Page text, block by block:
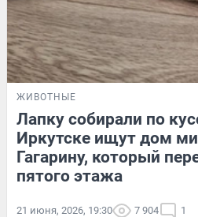
ЖИВОТНЫЕ
Лапку собирали по
Иркутске ищут дом
Гагарину, который
пятого этажа
21 июня, 2026, 19:30 7 904 1